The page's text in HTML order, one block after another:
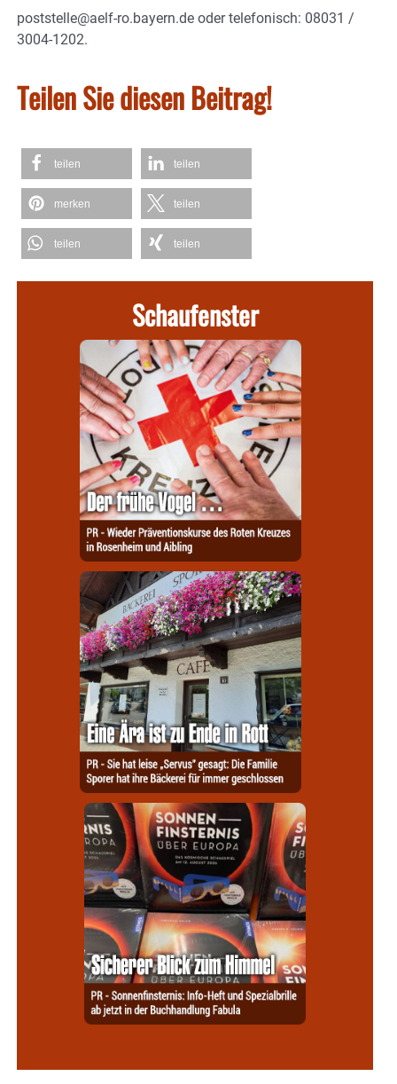
poststelle@aelf-ro.bayern.de oder telefonisch: 08031 /
3004-1202.
Teilen Sie diesen Beitrag!
teilen teilen
merken teilen
teilen teilen
Schaufenster